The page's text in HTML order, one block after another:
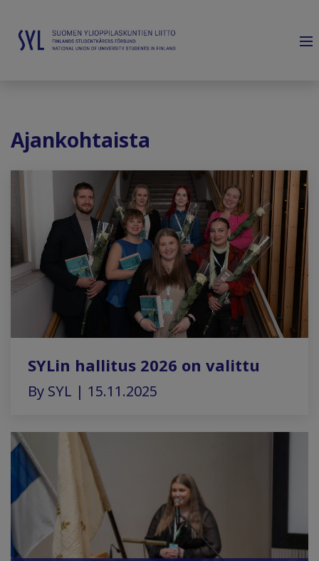
Ajankohtaista
SYLin hallitus 2026 on valittu
By SYL | 15.11.2025